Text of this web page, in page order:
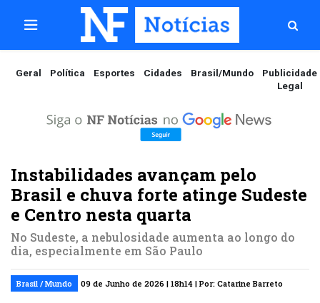
Geral Política Esportes Cidades Brasil/Mundo
Publicidade
Legal
Instabilidades avançam pelo
Brasil e chuva forte atinge Sudeste
e Centro nesta quarta
No Sudeste, a nebulosidade aumenta ao longo do
dia, especialmente em São Paulo
Brasil / Mundo 09 de Junho de 2026 | 18h14 | Por: Catarine Barreto